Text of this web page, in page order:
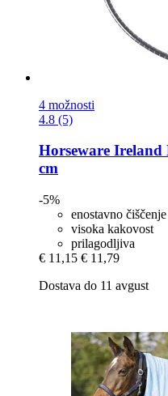
4 možnosti
4.8 (5)
Horseware Ireland
cm
-5%
enostavno čiščenje
visoka kakovost
prilagodljiva
€ 11,15 € 11,79
Dostava do 11 avgust